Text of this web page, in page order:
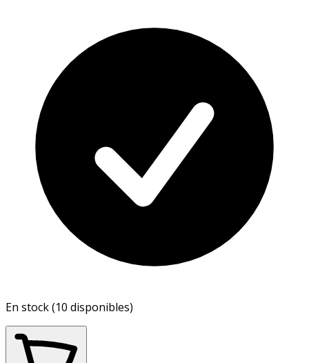
En stock (10 disponibles)